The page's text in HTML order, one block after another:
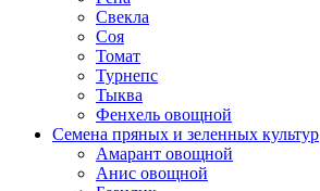
Свекла
Соя
Томат
Турнепс
Тыква
Фенхель овощной
Семена пряных и зеленных культур
Амарант овощной
Анис овощной